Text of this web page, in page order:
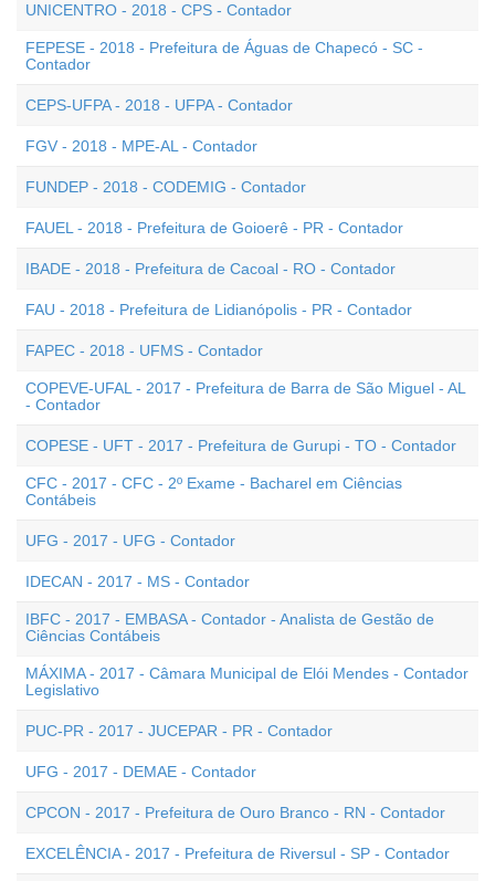
UNICENTRO - 2018 - CPS - Contador
FEPESE - 2018 - Prefeitura de Águas de Chapecó - SC -
Contador
CEPS-UFPA - 2018 - UFPA - Contador
FGV - 2018 - MPE-AL - Contador
FUNDEP - 2018 - CODEMIG - Contador
FAUEL - 2018 - Prefeitura de Goioerê - PR - Contador
IBADE - 2018 - Prefeitura de Cacoal - RO - Contador
FAU - 2018 - Prefeitura de Lidianópolis - PR - Contador
FAPEC - 2018 - UFMS - Contador
COPEVE-UFAL - 2017 - Prefeitura de Barra de São Miguel - AL
- Contador
COPESE - UFT - 2017 - Prefeitura de Gurupi - TO - Contador
CFC - 2017 - CFC - 2º Exame - Bacharel em Ciências
Contábeis
UFG - 2017 - UFG - Contador
IDECAN - 2017 - MS - Contador
IBFC - 2017 - EMBASA - Contador - Analista de Gestão de
Ciências Contábeis
MÁXIMA - 2017 - Câmara Municipal de Elói Mendes - Contador
Legislativo
PUC-PR - 2017 - JUCEPAR - PR - Contador
UFG - 2017 - DEMAE - Contador
CPCON - 2017 - Prefeitura de Ouro Branco - RN - Contador
EXCELÊNCIA - 2017 - Prefeitura de Riversul - SP - Contador